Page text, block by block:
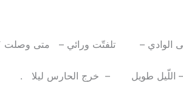
الوادي – تلفتّت ورائي – متى وصلت
طويل – خرج الحارس ليلا .